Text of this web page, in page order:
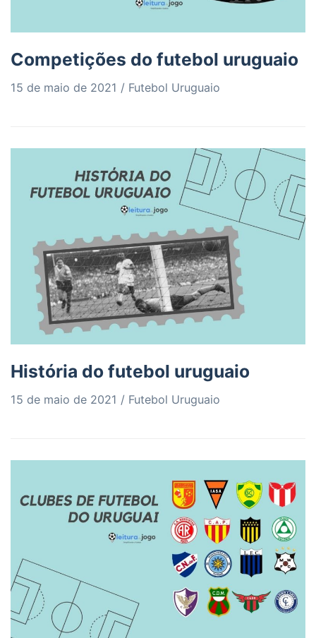
Competições do futebol uruguaio
15 de maio de 2021 Futebol Uruguaio
História do futebol uruguaio
15 de maio de 2021 Futebol Uruguaio